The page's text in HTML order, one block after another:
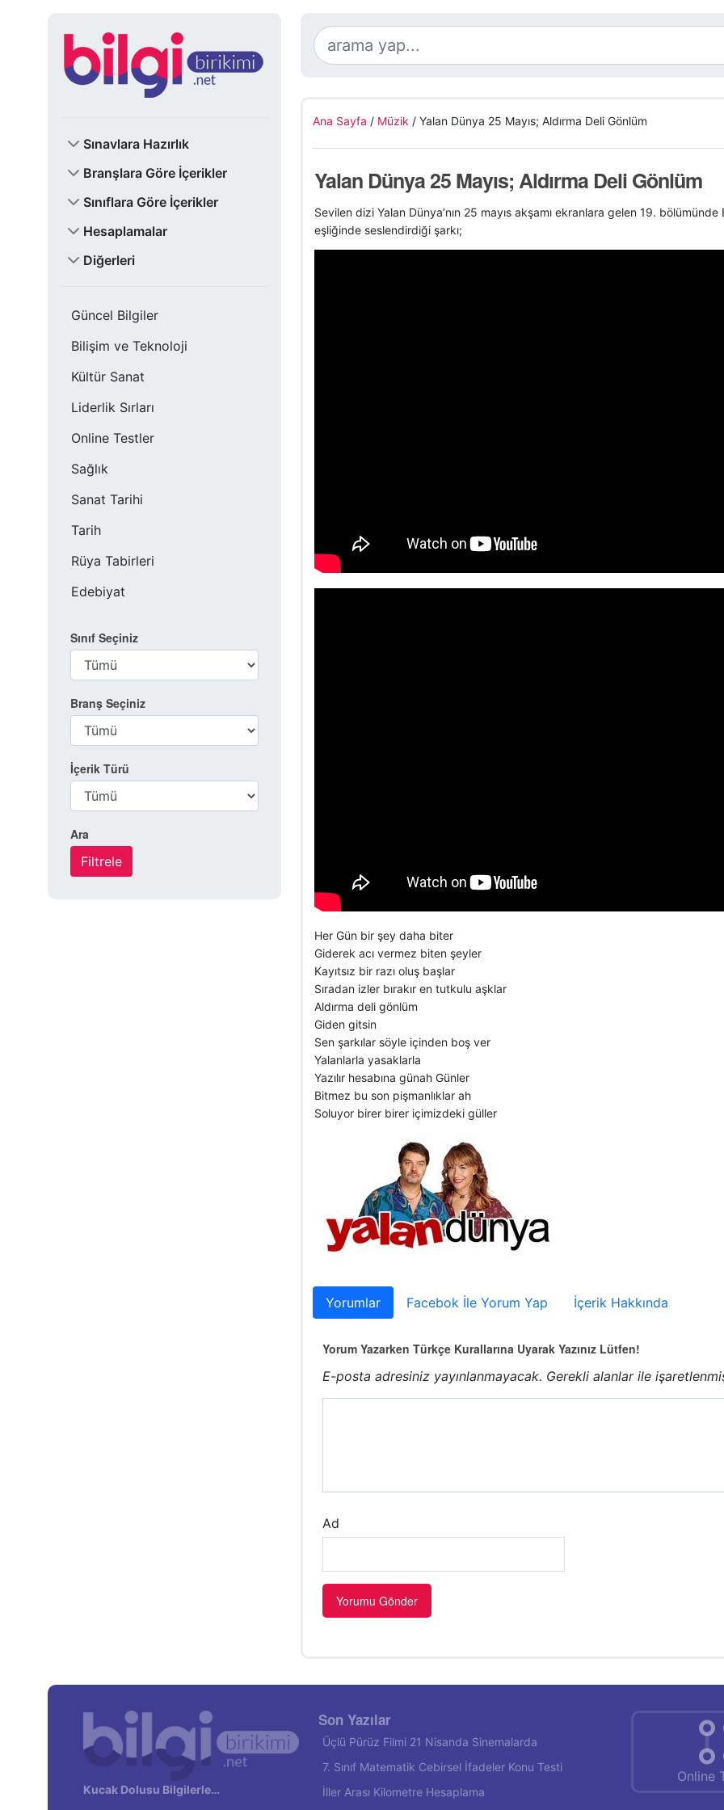
Sınavlara Hazırlık
Branşlara Göre İçerikler
Sınıflara Göre İçerikler
Hesaplamalar
Diğerleri
Güncel Bilgiler
Bilişim ve Teknoloji
Kültür Sanat
Liderlik Sırları
Online Testler
Sağlık
Sanat Tarihi
Tarih
Rüya Tabirleri
Edebiyat
Sınıf Seçiniz
Branş Seçiniz
İçerik Türü
Ara
Ana Sayfa / Müzik / Yalan Dünya 25 Mayıs; Aldırma Deli Gönlüm
Yalan Dünya 25 Mayıs; Aldırma Deli Gönlüm
Sevilen dizi Yalan Dünya’nın 25 mayıs akşamı ekranlara gelen 19. bölümünde
eşliğinde seslendirdiği şarkı;
Her Gün bir şey daha biter
Giderek acı vermez biten şeyler
Kayıtsız bir razı oluş başlar
Sıradan izler bırakır en tutkulu aşklar
Aldırma deli gönlüm
Giden gitsin
Sen şarkılar söyle içinden boş ver
Yalanlarla yasaklarla
Yazılır hesabına günah Günler
Bitmez bu son pişmanlıklar ah
Soluyor birer birer içimizdeki güller
Yorumlar Facebok İle Yorum Yap İçerik Hakkında
Yorum Yazarken Türkçe Kurallarına Uyarak Yazınız Lütfen!
E-posta adresiniz yayınlanmayacak. Gerekli alanlar ile
Ad
Kucak Dolusu Bilgilerle…
Son Yazılar
Üçlü Pürüz Filmi 21 Nisanda Sinemalarda
7. Sınıf Matematik Cebirsel İfadeler Konu Testi
İller Arası Kilometre Hesaplama
Online